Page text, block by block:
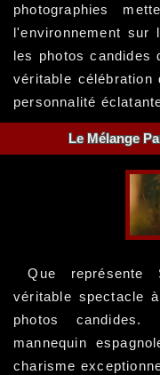
photographies
l'environnement sur
les photos candides
véritable
personnalité
Le Mélange
Que
véritable spectacle
photos
mannequin
charisme